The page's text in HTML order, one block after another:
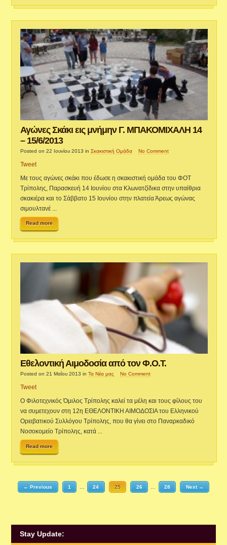
Αγώνες Σκάκι εις μνήμην Γ. ΜΠΑΚΟΜΙΧΑΛΗ 14
– 15/6/2013
Posted on 22 Ιουνίου 2013 in Σκακιστική Ομάδα No Comment
Tweet
Με τους αγώνες σκάκι που έδωσε η σκακιστική ομάδα του ΦΟΤ
Τρίπολης, Παρασκευή 14 Ιουνίου στα Κλωνατζίδικα στην υπαίθρια
σκακιέρα και το Σάββατο 15 Ιουνίου στην πλατεία Άρεως αγώνας
σιμουλτανέ ...
Read more
Εθελοντική Αιμοδοσία από τον Φ.Ο.Τ.
Posted on 21 Μαΐου 2013 in Τα Νέα μας No Comment
Tweet
O Φιλοτεχνικός Όμιλος Τρίπολης καλεί τα μέλη και τους φίλους τoυ
να συμετεχουν στη 12η ΕΘΕΛΟΝΤΙΚΗ ΑΙΜΟΔΟΣΙΑ του Ελληνικού
Ορειβατικού Συλλόγου Τρίπολης, που θα γίνει στο Παναρκαδικό
Νοσοκομείο Τρίπολης, κατά ...
Read more
← Previous 1 24 25 26 28 Next →
Stay Update: